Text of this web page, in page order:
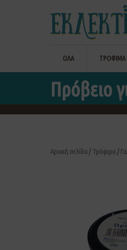
ΟΛΑ ΤΡΟΦΙΜΑ
Πρόβειο
Αρχική σελίδα / Τρόφιμα /